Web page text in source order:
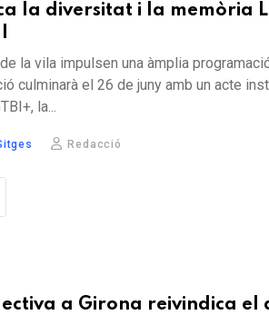
la diversitat i la memòria
la vila impulsen una àmplia
culminarà el 26 de juny amb un acte
la...
Redacció
a Girona reivindica el